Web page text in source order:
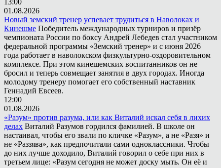
01.08.2026
Новый земский тренер успевает трудиться в Наволоках и
Кинешме Победитель международных турниров и призёр
чемпионата России по боксу Андрей Лебедев стал участником
федеральной программы «Земский тренер» и с июня 2026
года работает в наволокском физкультурно-оздоровительном
комплексе. При этом кинешемских воспитанников он не
бросил и теперь совмещает занятия в двух городах. Иногда
молодому тренеру помогает его собственный наставник
Геннадий Евсеев.
12:00
01.08.2026
«Разум» против разума, или как Виталий искал себя в лихих
делах Виталий Разумов гордился фамилией. В школе он
настаивал, чтобы его звали по кличке «Разум», а не «Разя» и
не «Раззява», как предпочитали сами одноклассники. Чтобы
до них лучше доходило, Виталий говорил о себе при них в
третьем лице: «Разум сегодня не может доску мыть. Он её и